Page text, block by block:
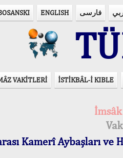
ENGLISH فارسی
VAKİTLERİ İSTİKBÂL-İ KIBLE
Kamerî Aybaşları ve